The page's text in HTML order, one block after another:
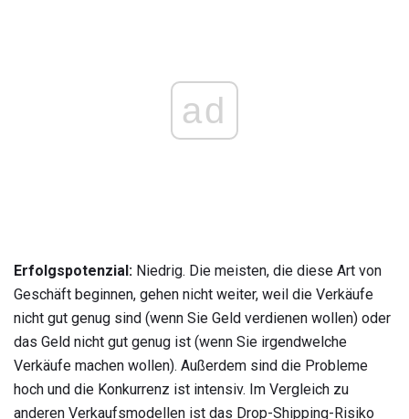
ad
Erfolgspotenzial: Niedrig. Die meisten, die diese Art von
Geschäft beginnen, gehen nicht weiter, weil die Verkäufe
nicht gut genug sind (wenn Sie Geld verdienen wollen) oder
das Geld nicht gut genug ist (wenn Sie irgendwelche
Verkäufe machen wollen). Außerdem sind die Probleme
hoch und die Konkurrenz ist intensiv. Im Vergleich zu
anderen Verkaufsmodellen ist das Drop-Shipping-Risiko